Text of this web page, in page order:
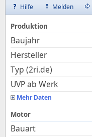
Hilfe
Melden
Produktion
Baujahr
Hersteller
Typ (2ri.de)
UVP ab Werk
Mehr Daten
Motor
Bauart